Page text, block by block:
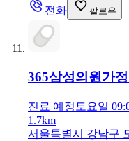
전화
팔로우
365삼성의원 가
진료 예정 토요일
1.7km
서울특별시 강남구